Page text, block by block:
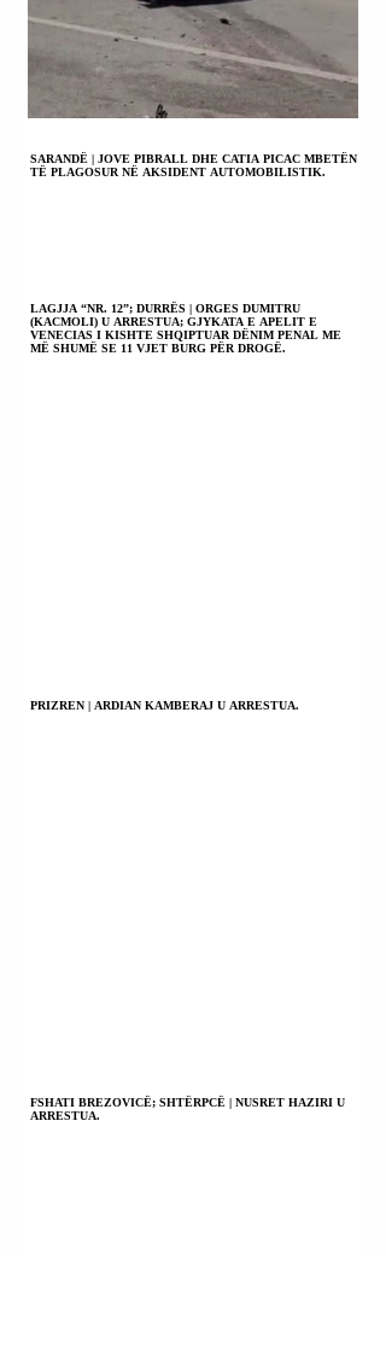
SARANDË | JOVE PIBRALL DHE CATIA PICAC MBETËN
TË PLAGOSUR NË AKSIDENT AUTOMOBILISTIK.
LAGJJA “NR. 12”; DURRËS | ORGES DUMITRU
(KACMOLI) U ARRESTUA; GJYKATA E APELIT E
VENECIAS I KISHTE SHQIPTUAR DËNIM PENAL ME
MË SHUMË SE 11 VJET BURG PËR DROGË.
PRIZREN | ARDIAN KAMBERAJ U ARRESTUA.
FSHATI BREZOVICË; SHTËRPCË | NUSRET HAZIRI U
ARRESTUA.